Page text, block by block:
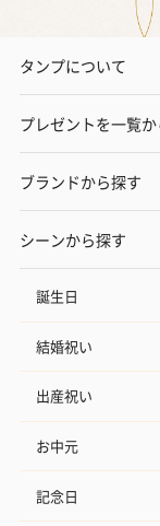
タンプについて
プレゼントを一覧
ブランドから探す
シーンから探す
誕生日
結婚祝い
出産祝い
お中元
記念日